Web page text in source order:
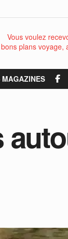
Vous voulez
bons plans voyage,
MAGAZINES